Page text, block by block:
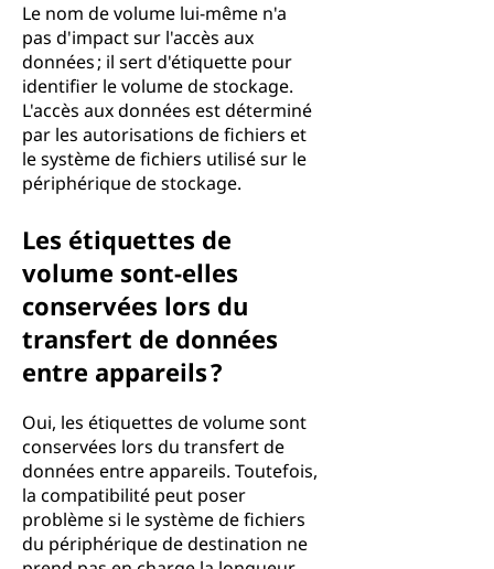
Le nom de volume lui-même n'a
pas d'impact sur l'accès aux
données ; il sert d'étiquette pour
identifier le volume de stockage.
L'accès aux données est déterminé
par les autorisations de fichiers et
le système de fichiers utilisé sur le
périphérique de stockage.
Les étiquettes de
volume sont-elles
conservées lors du
transfert de données
entre appareils ?
Oui, les étiquettes de volume sont
conservées lors du transfert de
données entre appareils. Toutefois,
la compatibilité peut poser
problème si le système de fichiers
du périphérique de destination ne